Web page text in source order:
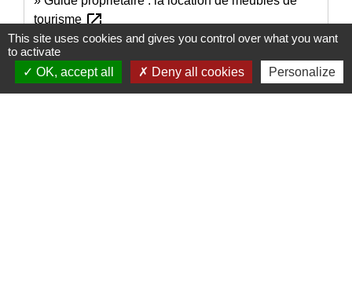
tourisme open_in_new
Ministère chargé de l'environnement
Réglementation des meublés de tourismeopen_in_new
Ministère chargé de l'économie
This site uses cookies and gives you control over what you want
to activate
OK, accept all
Deny all cookies Personalize